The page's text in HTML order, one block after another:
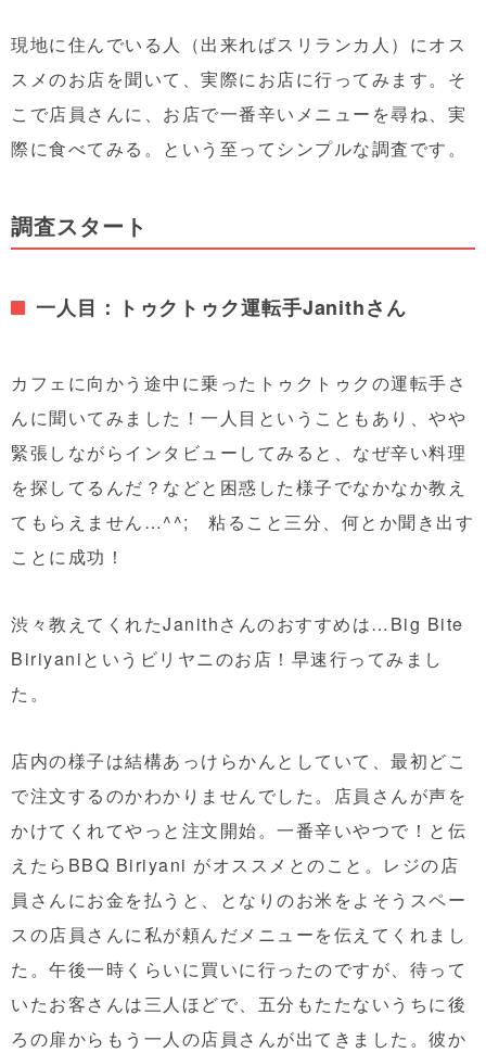
現地に住んでいる人（出来ればスリランカ人）にオス
スメのお店を聞いて、実際にお店に行ってみます。そ
こで店員さんに、お店で一番辛いメニューを尋ね、実
際に食べてみる。という至ってシンプルな調査です。
調査スタート
一人目：トゥクトゥク運転手Janithさん
カフェに向かう途中に乗ったトゥクトゥクの運転手さ
んに聞いてみました！一人目ということもあり、やや
緊張しながらインタビューしてみると、なぜ辛い料理
を探してるんだ？などと困惑した様子でなかなか教え
てもらえません…^^; 粘ること三分、何とか聞き出す
ことに成功！
渋々教えてくれたJanithさんのおすすめは…Big Bite
Biriyaniというビリヤニのお店！早速行ってみまし
た。
店内の様子は結構あっけらかんとしていて、最初どこ
で注文するのかわかりませんでした。店員さんが声を
かけてくれてやっと注文開始。一番辛いやつで！と伝
えたらBBQ Biriyani がオススメとのこと。レジの店
員さんにお金を払うと、となりのお米をよそうスペー
スの店員さんに私が頼んだメニューを伝えてくれまし
た。午後一時くらいに買いに行ったのですが、待って
いたお客さんは三人ほどで、五分もたたないうちに後
ろの扉からもう一人の店員さんが出てきました。彼か